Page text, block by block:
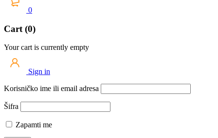
0
Cart (0)
Your cart is currently empty
Sign in
Korisničko ime ili email adresa
Šifra
Zapamti me